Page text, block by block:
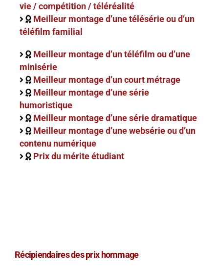
vie / compétition / téléréalité
Meilleur montage d’une télésérie ou d’un
téléfilm familial
Meilleur montage d’un téléfilm ou d’une
minisérie
Meilleur montage d’un court métrage
Meilleur montage d’une série
humoristique
Meilleur montage d’une série dramatique
Meilleur montage d’une websérie ou d’un
contenu numérique
Prix du mérite étudiant
Récipiendaires des prix hommage